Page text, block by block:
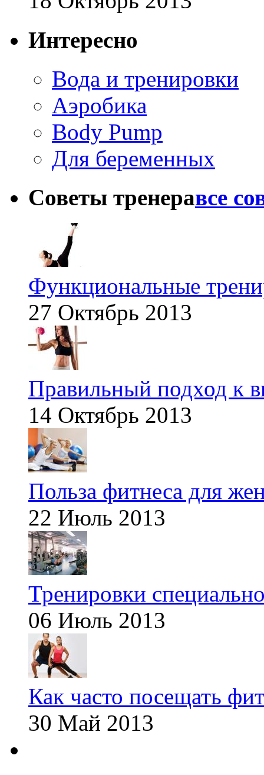
Интересно
Вода и тренировки
Аэробика
Body Pump
Для беременных
Советы тренеравсе
Функциональные
27 Октябрь 2013
Правильный подход к
14 Октябрь 2013
Польза фитнеса для
22 Июль 2013
Тренировки
06 Июль 2013
Как часто посещать
30 Май 2013